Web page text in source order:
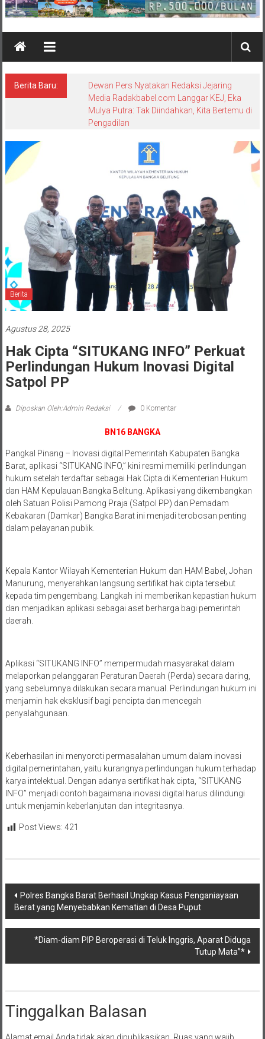
Berita Baru:
Dewan Pers Nyatakan Redaksi Jejaring
Media Radakbabel.com Langgar KEJ, Eka
Mulya Putra: Tak Diindahkan, Kita Bertemu di
Pengadilan
Berita
Agustus 28, 2025
Hak Cipta “SITUKANG INFO” Perkuat
Perlindungan Hukum Inovasi Digital
Satpol PP
Diposkan Oleh:Admin Redaksi 0 Komentar
BN16 BANGKA
Pangkal Pinang – Inovasi digital Pemerintah Kabupaten Bangka
Barat, aplikasi “SITUKANG INFO,” kini resmi memiliki perlindungan
hukum setelah terdaftar sebagai Hak Cipta di Kementerian Hukum
dan HAM Kepulauan Bangka Belitung. Aplikasi yang dikembangkan
oleh Satuan Polisi Pamong Praja (Satpol PP) dan Pemadam
Kebakaran (Damkar) Bangka Barat ini menjadi terobosan penting
dalam pelayanan publik.
Kepala Kantor Wilayah Kementerian Hukum dan HAM Babel, Johan
Manurung, menyerahkan langsung sertifikat hak cipta tersebut
kepada tim pengembang. Langkah ini memberikan kepastian hukum
dan menjadikan aplikasi sebagai aset berharga bagi pemerintah
daerah.
Aplikasi “SITUKANG INFO” mempermudah masyarakat dalam
melaporkan pelanggaran Peraturan Daerah (Perda) secara daring,
yang sebelumnya dilakukan secara manual. Perlindungan hukum ini
menjamin hak eksklusif bagi pencipta dan mencegah
penyalahgunaan.
Keberhasilan ini menyoroti permasalahan umum dalam inovasi
digital pemerintahan, yaitu kurangnya perlindungan hukum terhadap
karya intelektual. Dengan adanya sertifikat hak cipta, “SITUKANG
INFO” menjadi contoh bagaimana inovasi digital harus dilindungi
untuk menjamin keberlanjutan dan integritasnya.
Post Views: 421
Navigasi
pos
Polres Bangka Barat Berhasil Ungkap Kasus Penganiayaan
Berat yang Menyebabkan Kematian di Desa Puput
*Diam-diam PIP Beroperasi di Teluk Inggris, Aparat Diduga
Tutup Mata”*
Tinggalkan Balasan
Alamat email Anda tidak akan dipublikasikan. Ruas yang wajib